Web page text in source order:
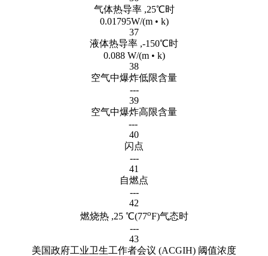
气体热导率 ,25℃时
0.01795W/(m • k)
37
液体热导率 ,-150℃时
0.088 W/(m • k)
38
空气中爆炸低限含量
---
39
空气中爆炸高限含量
---
40
闪点
---
41
自燃点
---
42
燃烧热 ,25 ℃(77oF)气态时
---
43
美国政府工业卫生工作者会议 (ACGIH) 阈值浓度